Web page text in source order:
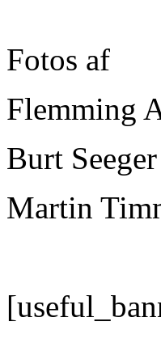
Fotos af
Flemming
Burt Seeger
Martin